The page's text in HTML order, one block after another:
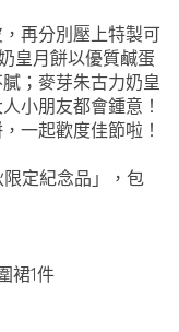
再分別壓上特製可
皇月餅以優質鹹蛋
；麥芽朱古力奶皇
小朋友都會鍾意！
一起歡度佳節啦！
限定紀念品」，包
裙1件